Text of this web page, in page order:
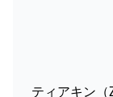
ティアキン